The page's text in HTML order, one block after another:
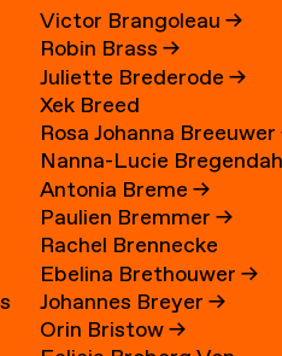
Victor Brangoleau→
Robin Brass→
Juliette Brederode→
Xek Breed
Rosa Johanna Breeuwer
Nanna-Lucie
Axilgård→
Antonia Breme→
Paulien Bremmer→
Rachel Brennecke
Ebelina Brethouwer→
Johannes Breyer→
Orin Bristow→